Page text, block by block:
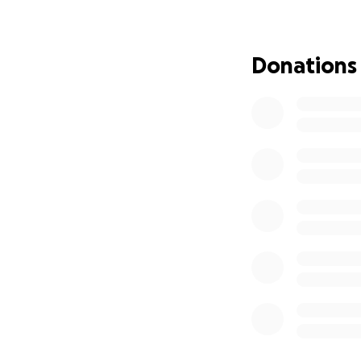
El dinero
Donations